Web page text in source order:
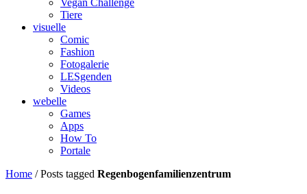
Vegan Challenge
Tiere
visuelle
Comic
Fashion
Fotogalerie
LESgenden
Videos
webelle
Games
Apps
How To
Portale
Home /Posts tagged Regenbogenfamilienzentrum